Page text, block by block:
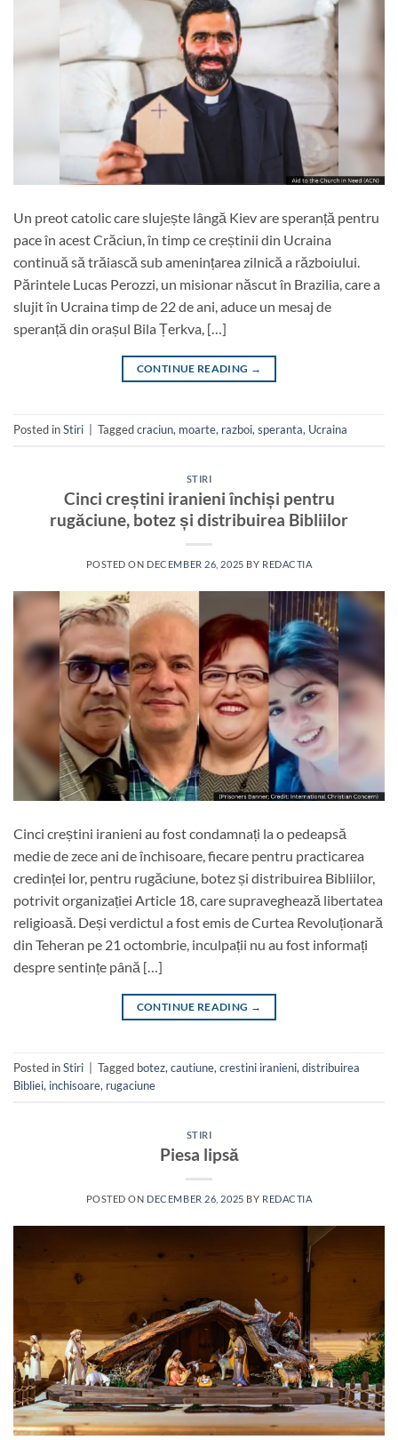
Un preot catolic care slujește lângă Kiev are speranță pentru
pace în acest Crăciun, în timp ce creștinii din Ucraina
continuă să trăiască sub amenințarea zilnică a războiului.
Părintele Lucas Perozzi, un misionar născut în Brazilia, care a
slujit în Ucraina timp de 22 de ani, aduce un mesaj de
speranță din orașul Bila Țerkva, […]
CONTINUE READING →
Posted inStiri Taggedcraciun, moarte, razboi, speranta, Ucraina
STIRI
Cinci creștini iranieni închiși pentru
rugăciune, botez și distribuirea Bibliilor
POSTED ON DECEMBER 26, 2025 BY REDACTIA
Cinci creștini iranieni au fost condamnați la o pedeapsă
medie de zece ani de închisoare, fiecare pentru practicarea
credinței lor, pentru rugăciune, botez și distribuirea Bibliilor,
potrivit organizației Article 18, care supraveghează libertatea
religioasă. Deși verdictul a fost emis de Curtea Revoluționară
din Teheran pe 21 octombrie, inculpații nu au fost informați
despre sentințe până […]
CONTINUE READING →
Posted inStiri Tagged botez, cautiune, crestini iranieni, distribuirea
Bibliei, inchisoare, rugaciune
STIRI
Piesa lipsă
POSTED ON DECEMBER 26, 2025 BY REDACTIA